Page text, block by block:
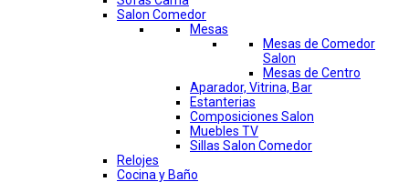
Salon Comedor
Mesas
Mesas de Comedor
Salon
Mesas de Centro
Aparador, Vitrina, Bar
Estanterias
Composiciones Salon
Muebles TV
Sillas Salon Comedor
Relojes
Cocina y Baño